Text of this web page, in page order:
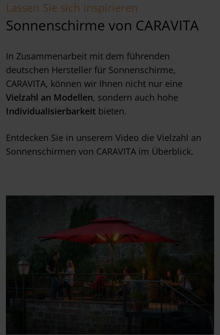
Lassen Sie sich inspirieren
Sonnenschirme von CARAVITA
In Zusammenarbeit mit dem führenden
deutschen Hersteller für Sonnenschirme,
CARAVITA, können wir Ihnen nicht nur eine
Vielzahl an Modellen, sondern auch hohe
Individualisierbarkeit bieten.
Entdecken Sie in unserem Video die Vielzahl an
Sonnenschirmen von CARAVITA im Überblick.